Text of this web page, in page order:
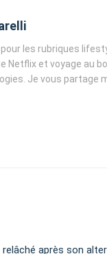
pour les rubriques
Netflix et voyage au
Je vous partage
après son